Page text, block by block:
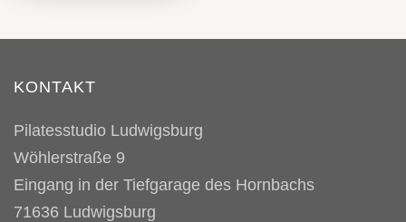
KONTAKT
Pilatesstudio Ludwigsburg
Wöhlerstraße 9
Eingang in der Tiefgarage des Hornbachs
71636 Ludwigsburg